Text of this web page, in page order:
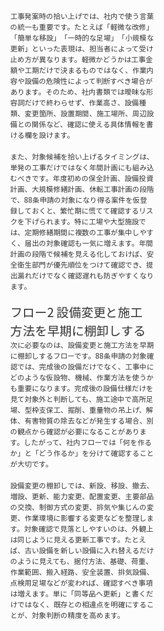
工事発案時の拾い上げでは、社内で使う言葉
の統一も重要です。たとえば「軽微な改修」
「簡単な移設」「一時的な足場」「小規模な
更新」といった表現は、担当者によって受け
止め方が異なります。軽微かどうかは工事金
額や工期だけで決まるものではなく、作業内
容や設備の危険性によって判断すべき場合が
あります。そのため、社内書類では曖昧な形
容詞だけで終わらせず、作業高さ、設備種
類、変更箇所、設置期間、施工場所、周辺設
備との関係など、確認に使える具体情報を書
ける欄を設けます。
また、対象候補を拾い上げるタイミングは、
単発の工事だけではなく年間計画にも組み込
むべきです。年度初めの保全計画、設備投資
計画、大規模修繕計画、休転工事計画の段階
で、88条申請の対象になり得る案件を仮登
録しておくと、繁忙期に慌てて確認するリス
クを下げられます。特に工場や大型施設で
は、定期修繕期間に複数の工事が集中しやす
く、届出の対象確認も一気に増えます。年間
計画の段階で候補を見える化しておけば、安
全衛生部門が優先順位をつけて確認でき、提
出漏れだけでなく確認遅れも防ぎやすくなり
ます。
フロー2 設備変更と施工
方法を早期に棚卸しする
次に必要なのは、設備変更と施工方法を早期
に棚卸しするフローです。88条申請の対象確
認では、完成後の設備だけでなく、工事中に
どのような仮設物、機械、作業方法を使うか
も重要になります。完成後の設備仕様だけを
見て対象外と判断しても、施工途中で高所足
場、型枠支保工、掘削、重量物の吊上げ、解
体、有害物質の除去などが発生する場合、別
の観点から確認が必要になることがありま
す。したがって、社内フローでは「何を作る
か」と「どう作るか」を分けて確認すること
が大切です。
設備変更の棚卸しでは、新設、移設、撤去、
増設、更新、能力変更、配置変更、主要部品
の交換、制御方式の変更、排気や集じんの変
更、作業環境に影響する変更などを整理しま
す。対象確認で見落としやすいのは、外観上
は同じように見える更新工事です。たとえ
ば、古い設備を新しい設備に入れ替えるだけ
のように見えても、据付方法、基礎、荷重、
作業範囲、搬入経路、安全装置、排気設備、
点検用足場などが変われば、確認すべき事項
は増えます。単に「同等品へ更新」と書くだ
けではなく、既存との相違点を明確にするこ
とが、対象判断の精度を高めます。